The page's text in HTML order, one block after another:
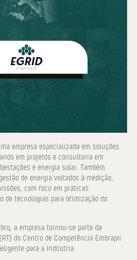
empresa especializada em soluções
em projetos e consultoria em
e energia solar. Também
de energia voltados à medição,
com foco em práticas
de tecnologias para otimização do
a empresa tornou-se parte da
do Centro de Competência Embrapii
para a Indústria.